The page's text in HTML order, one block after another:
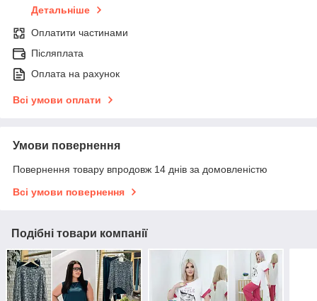
Детальніше
Оплатити частинами
Післяплата
Оплата на рахунок
Всі умови оплати
Умови повернення
Повернення товару впродовж 14 днів за домовленістю
Всі умови повернення
Подібні товари компанії